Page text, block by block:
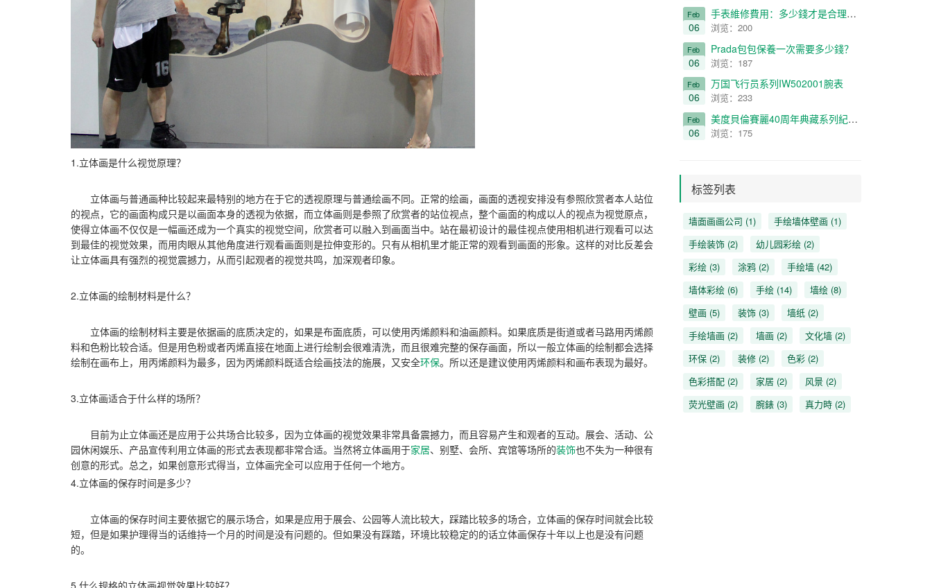
1.立体画是什么视觉原理？
立体画与普通画种比较起来最特别的地方在于它的透视原理与普通绘画不同。正常的绘画，画面的透视安排没有参照欣赏者本人站位
的视点，它的画面构成只是以画面本身的透视为依据，而立体画则是参照了欣赏者的站位视点，整个画面的构成以人的视点为视觉原点，
使得立体画不仅仅是一幅画还成为一个真实的视觉空间，欣赏者可以融入到画面当中。站在最初设计的最佳视点使用相机进行观看可以达
到最佳的视觉效果，而用肉眼从其他角度进行观看画面则是拉伸变形的。只有从相机里才能正常的观看到画面的形象。这样的对比反差会
让立体画具有强烈的视觉震撼力，从而引起观者的视觉共鸣，加深观者印象。
2.立体画的绘制材料是什么？
立体画的绘制材料主要是依据画的底质决定的，如果是布面底质，可以使用丙烯颜料和油画颜料。如果底质是街道或者马路用丙烯颜
料和色粉比较合适。但是用色粉或者丙烯直接在地面上进行绘制会很难清洗，而且很难完整的保存画面，所以一般立体画的绘制都会选择
绘制在画布上，用丙烯颜料为最多，因为丙烯颜料既适合绘画技法的施展，又安全环保。所以还是建议使用丙烯颜料和画布表现为最好。
3.立体画适合于什么样的场所？
目前为止立体画还是应用于公共场合比较多，因为立体画的视觉效果非常具备震撼力，而且容易产生和观者的互动。展会、活动、公
园休闲娱乐、产品宣传利用立体画的形式去表现都非常合适。当然将立体画用于家居、别墅、会所、宾馆等场所的装饰也不失为一种很有
创意的形式。总之，如果创意形式得当，立体画完全可以应用于任何一个地方。
4.立体画的保存时间是多少？
立体画的保存时间主要依据它的展示场合，如果是应用于展会、公园等人流比较大，踩踏比较多的场合，立体画的保存时间就会比较
短，但是如果护理得当的话维持一个月的时间是没有问题的。但如果没有踩踏，环境比较稳定的的话立体画保存十年以上也是没有问题
的。
5.什么规格的立体画视觉效果比较好？
Feb
06
​手表維修費用：多少錢才是合理定價？
浏览：200
Feb
06
Prada包包保養一次需要多少錢？
浏览：187
Feb
06
万国飞行员系列IW502001腕表
浏览：233
Feb
06
美度貝倫賽麗40周年典藏系列紀念款情侶對表（不銹鋼殼款）
浏览：175
标签列表
墙面画画公司 (1) 手绘墙体壁画 (1)
手绘装饰(2) 幼儿园彩绘(2)
彩绘(3) 涂鸦(2) 手绘墙(42)
墙体彩绘(6) 手绘(14) 墙绘(8)
壁画 (5) 装饰(3) 墙纸(2)
手绘墙画 (2) 墙画 (2) 文化墙(2)
环保(2) 装修(2) 色彩(2)
色彩搭配(2) 家居(2) 风景(2)
荧光壁画 (2) 腕錶(3) 真力時(2)